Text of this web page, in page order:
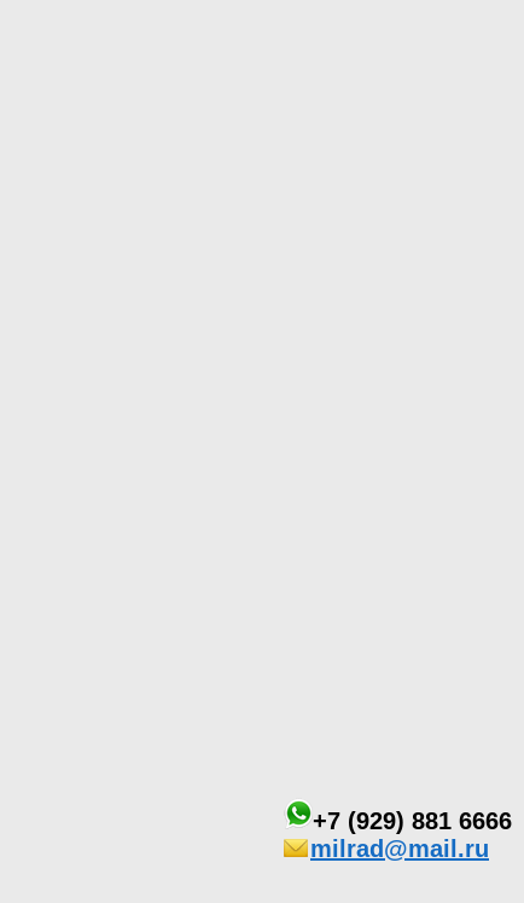
+7 (929) 881 6666
milrad@mail.ru